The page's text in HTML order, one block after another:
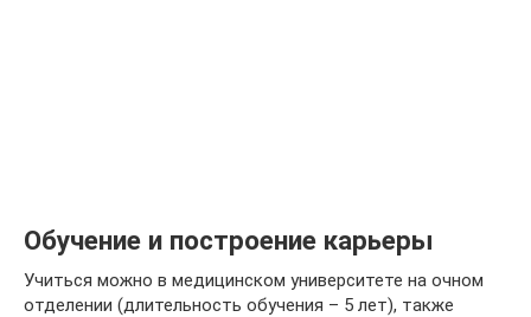
Обучение и построение карьеры
Учиться можно в медицинском университете на очном
отделении (длительность обучения – 5 лет), также